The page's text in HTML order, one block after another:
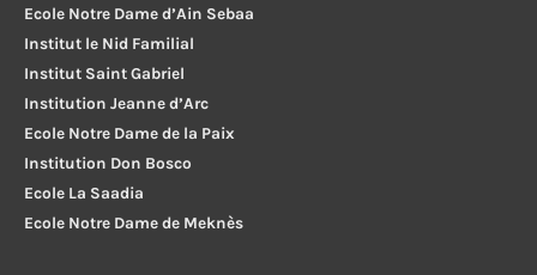
Ecole Notre Dame d’Ain Sebaa
Institut le Nid Familial
Institut Saint Gabriel
Institution Jeanne d’Arc
Ecole Notre Dame de la Paix
Institution Don Bosco
Ecole La Saadia
Ecole Notre Dame de Meknès